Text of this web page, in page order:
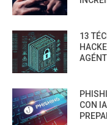
13
CON